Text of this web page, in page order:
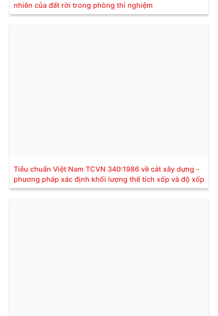
nhiên của đất rời trong phòng thí nghiệm
Tiêu chuẩn Việt Nam TCVN 340:1986 về cát xây dựng -
phương pháp xác định khối lượng thể tích xốp và độ xốp